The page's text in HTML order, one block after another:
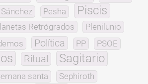
Pesha
Piscis
Retrógrados Plenilunio
Política PP
PSOE
Ritual Sagitario
santa
Sephiroth